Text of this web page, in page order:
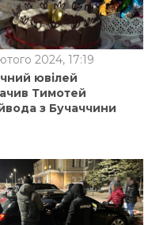
2024, 17:19
ювілей
Тимотей
з Бучаччини